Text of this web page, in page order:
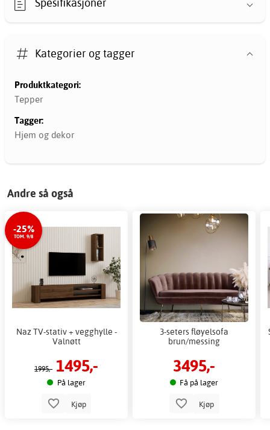
Kategorier og tagger
Produktkategori:
Tepper
Tagger:
Hjem og dekor
Andre så også
-25%
TOM. 9/8
Naz TV-stativ + vegghylle -
Valnøtt
1995,- 1495,-
På lager
Kjøp
3-seters fløyelsofa
brun/messing
3495,-
Få på lager
Kjøp